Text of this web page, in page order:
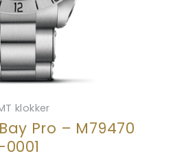
klokker
Pro – M79470
-0001